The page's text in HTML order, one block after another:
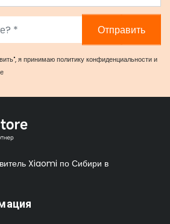
Отправить
я принимаюполитику конфиденциальностии
Xiaomi по Сибири в